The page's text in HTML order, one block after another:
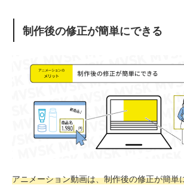
制作後の修正が簡単にできる
アニメーション動画は、制作後の修正が簡単